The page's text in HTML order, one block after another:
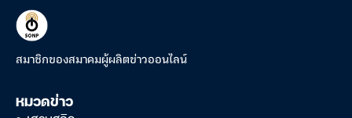
สมาชิกของสมาคมผู้ผลิตข่าวออนไลน์
หมวดข่าว